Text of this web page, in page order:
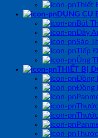
Thiết
DỤNG CỤ
Bút
Dây
Sào
Tiếp
Ủng
THIẾT BỊ
Đồng
Đồng